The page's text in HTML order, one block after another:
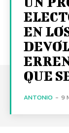
EN
QUE
ANTONIO - 9